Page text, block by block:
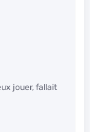
jouer, fallait